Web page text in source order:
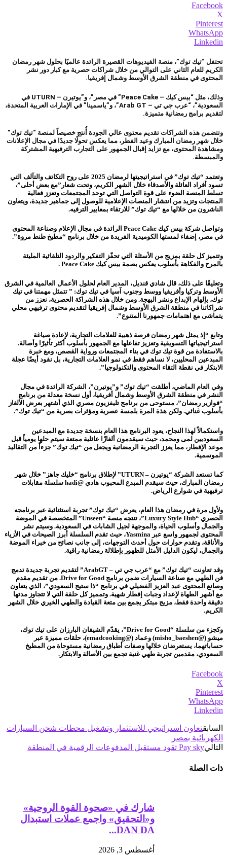
Facebook
X
Pinterest
WhatsApp
Linkedin
تحتفل “تيك توك”، منصة الفيديوهات القصيرة الرائدة عالميًا بحلول شهر رمضان
الكريم للعام الثاني على التوالي من خلال شراكات حصرية مع كبار دور نشر
المحتوى في منطقة الشرق الأوسط وشمال إفريقيا.
وذلك، مثل “بيس كيك – Peace Cake” في مصر”، و”يوتيرن – UTURN في
السعودية”، “عرب جي تي – Arab GT”، و”ياسمينا” في الإمارات العربية المتحدة،
لتقديم برامج رمضانية متميزة.
وتتضمن هذه الشراكات تقديم محتوى عالي الجودة أُنتج خصيصاً لمنصة “تيك توك”
خلال شهر رمضان المبارك وعيد الفطر، مما يعكس تحولًا جديدًا في مجال الإعلانات
ومشاهدة المحتوى، مع تزايد إقبال الجمهور على التجارب الترفيهية المشتركة
والمبسطة.
وتعتمد “تيك توك” في استراتيجيتها لرمضان 2025 على روح التكاتف والتآلف التي
تسود أفراد العائلة والأصدقاء خلال الشهر الكريم، وتحت شعار”مع بعض أحلى”،
تسلط المنصة الضوء على قوة التواصل التي توحد المجتمعات وتعزز فعالية
المنتجات وتزيد من انتشار المنصات الإعلامية للوصول إلى جماهير جديدة، ويتعاون
الناشرون من خلالها مع “تيك توك” للارتقاء بمعايير الترفيه.
وتواصل شركة بيس كيك Peace Cake الرائدة في مجال الإعلام وصناعة المحتوى
في مصر، إضفاء لمستها الكوميدية الفريدة من خلال برنامج “مطبخ طنط مروة”.
وتتميز كل حلقة بمزيج من الأسئلة التي تحفّز التفكير والردود التلقائية المليئة
بالمرح والفكاهة بأسلوب يعكس بصمة بيس كيك Peace Cake .
وتعليقًا على ذلك، قال شادي قنديل، المدير العام لحلول الأعمال العالمية في الشرق
الأوسط وتركيا وأفريقيا ووسط وجنوب آسيا في تيك توك: ” تتمثل مهمتنا في تيك
توك، بإلهام الإبداع ونشر البهجة. ومن خلال هذه الشراكة الحصرية، نعزز من
شراكاتنا في منطقة الشرق الأوسط وشمال إفريقيا لتقديم محتوى ترفيهي محلي
يتماشى مع اهتمامات جمهورنا المتنوع”.
وتابع “إذ يمثل شهر رمضان فرصة ذهبية للعلامات التجارية، لإعادة صياغة
استراتيجياتها التسويقية وتعزيز تفاعلها مع الجمهور بأسلوب أكثر تأثيرًا وأصالة.
بالاستفادة من قوة تيك توك في بناء المجتمعات ورواية القصص، ومع خبرة
المبدعين المحليين، لا نساهم فقط في نمو العلامات التجارية، بل نقود أيضًا عجلة
الابتكار في نقطة التقاء المحتوى والتكنولوجيا”.
وفي العام الماضي، أطلقت “تيك توك” و”يوتيرن”، الشركة الرائدة في مجال
النشر في منطقة الشرق الأوسط وشمال أفريقيا، أول نسخة معدلة من برنامج
“فوازير رمضان”، مستوحى من برنامج تليفزيون مصري الذي أشتهر بعرض الألغاز
بأسلوب غنائي. ولكن هذة المرة بلمسة عصرية ومؤثرات بصرية من “تيك توك”.
واستكمالاً لهذا النجاح، يعود البرنامج هذا العام بنسخة جديدة مع المبدعين
السعوديين لمى ومحمد، حيث سيقدمون ألغازًا عائلية ممتعة سيتم حلها يومياً قبل
موعد الإفطار، مما يعزز التجربة الرمضانية ويجعل من “تيك توك” جزءاً من التقاليد
الموسمية.
كما تستعد الشركة “يوتيرن – UTURN” لإطلاق برنامج “خليك جاهز” خلال شهر
رمضان المبارك، حيث سيقدم المبدع المحبوب هادي @hadi سلسلة مقابلات
ترفيهية في شوارع الرياض.
ولأول مرة في رمضان هذا العام، يعرض “تيك توك” تجربة استثنائية عبر برنامجه
الحصري “Luxury Style Hub”، تنتجه منصة “Unseen” المتخصصة في الموضة
والجمال وأسلوب الحياة، والموجهة لجيل الشابات في السعودية. وسيتم نشر
المحتوى لجمهور واسع عبر Yasmina، حيث تقدم السلسلة أبرز الصيحات في الأزياء
والأناقة، وتقدم حوارات حول أحدث التوجهات، إلى جانب نصائح من خبراء الموضة
والجمال، ليكون الدليل الأمثل للظهور بإطلالة رمضانية راقية.
وقد تعاونت “تيك توك” مع “عرب جي تي – ArabGT” لتقديم تجربة جديدة تدمج
فن الطهي مع صناعة السيارات ضمن برنامج Drive for Good. من تقديم مقدم
وصانع المحتوى عبد العزيز الفضيلي في برنامج “ذا ستيج السعودي”، الذي يتعاون
مع أشهر الطهاة لإعداد وجبات إفطار شهية. وتمميز كل حلقة التي لا تتجاوز مدتها
دقيقة واحدة فقط، مزيج مبتكر يجمع بين متعة القيادة والطهي الخيري خلال الشهر
الكريم.
وكجزء من سلسلة “Drive for Good”، يقدّم الشيفان البارزان على تيك توك،
ميشو (@misho_baeshen) وعماد (@emadcooking)، حلقات مميزة عبر
حساباتهما، يستعرضان خلالها وصفات أطباق رمضانية مستوحاة من المطبخ
السعودي، مقدمين تجربة طهي غنية تجمع بين الأصالة والابتكار.
Facebook
X
Pinterest
WhatsApp
Linkedin
السابقتعاون استراتيجي للاستثمار وتشغيل محطات شحن السيارات
الكهربائية بمصر
التاليPay sky تقود مستقبل المدفوعات الرقمية في المنطقة
ذات الصلة
شارك في «صحوة القوة الروحية»
و«التحقيق» واجمع عملات استبدال
DAN DA...
أغسطس 3, 2026